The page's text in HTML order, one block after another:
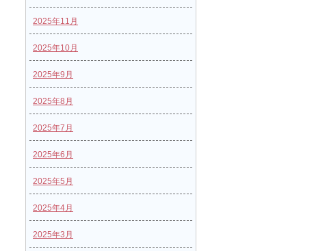
2025年11月
2025年10月
2025年9月
2025年8月
2025年7月
2025年6月
2025年5月
2025年4月
2025年3月